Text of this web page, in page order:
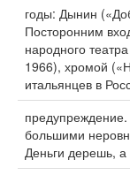
годы: Дынин
Посторонним
народного
1966), хромой
итальянцев в
большими
Деньги дерешь,